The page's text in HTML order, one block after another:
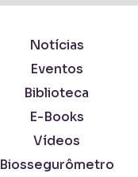
Notícias
Eventos
Biblioteca
E-Books
Vídeos
Biossegurômetro